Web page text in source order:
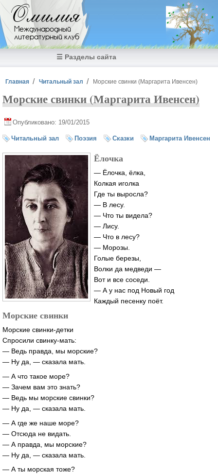
Перейти к основному содержанию
Омилия
Международный
литературный клуб
☰ Разделы сайта
Вы здесь
Главная Читальный зал Морские свинки (Маргарита Ивенсен)
Морские свинки (Маргарита Ивенсен)
Опубликовано: 19/01/2015
Читальный зал Поэзия Сказки Маргарита Ивенсен
Ёлочка
— Ёлочка, ёлка,
Колкая иголка
Где ты выросла?
— В лесу.
— Что ты видела?
— Лису.
— Что в лесу?
— Морозы.
Голые березы,
Волки да медведи —
Вот и все соседи.
— А у нас под Новый год
Каждый песенку поёт.
Морские свинки
Морские свинки-детки
Спросили свинку-мать:
— Ведь правда, мы морские?
— Ну да, — сказала мать.
— А что такое море?
— Зачем вам это знать?
— Ведь мы морские свинки?
— Ну да, — сказала мать.
— А где же наше море?
— Отсюда не видать.
— А правда, мы морские?
— Ну да, — сказала мать.
— А ты морская тоже?